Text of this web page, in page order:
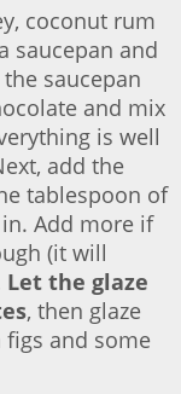
coconut rum
saucepan and
saucepan
and mix
is well
add the
tablespoon of
Add more if
(it will
Let the glaze
, then glaze
and some